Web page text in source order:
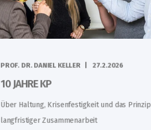
PROF. DR. DANIEL KELLER 27.2.2026
10 JAHRE KP
Über Haltung, Krisenfestigkeit und das Prinzip
langfristiger Zusammenarbeit